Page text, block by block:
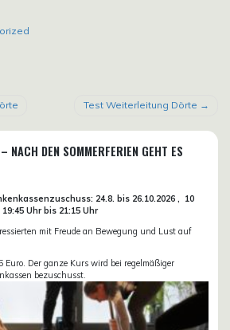
Test Weiterleitung Dörte
NACH DEN SOMMERFERIEN GEHT ES
24.8. bis 26.10.2026 , 10
Uhr bis 21:15 Uhr
mit Freude an Bewegung und Lust auf
Euro. Der ganze Kurs wird bei regelmäßiger
bezuschusst.